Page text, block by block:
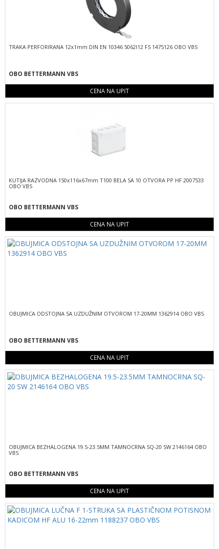
TRAKA PERFORIRANA 12x1mm DIN EN 10346 5062I12 FS 1475126 OBO VBS
OBO BETTERMANN VBS
CENA NA UPIT
KUTIJA RAZVODNA 150x116x67mm T100 BELA SA 10 OTVORA PP HF 2007533
OBO VBS
OBO BETTERMANN VBS
CENA NA UPIT
OBUJMICA ODSTOJNA SA UZDUŽNIM OTVOROM 17-20MM 1362914 OBO VBS
OBO BETTERMANN VBS
CENA NA UPIT
OBUJMICA BEZHALOGENA 19.5-23.5MM TAMNOCRNA SQ-20 SW 2146164 OBO
VBS
OBO BETTERMANN VBS
CENA NA UPIT